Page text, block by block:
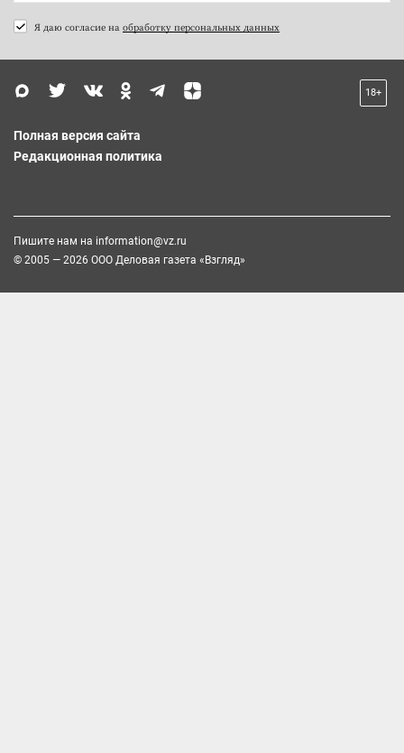
Я даю согласие на обработку персональных данных
18+
Полная версия сайта
Редакционная политика
Пишите нам на information@vz.ru
© 2005 — 2026 ООО Деловая газета «Взгляд»